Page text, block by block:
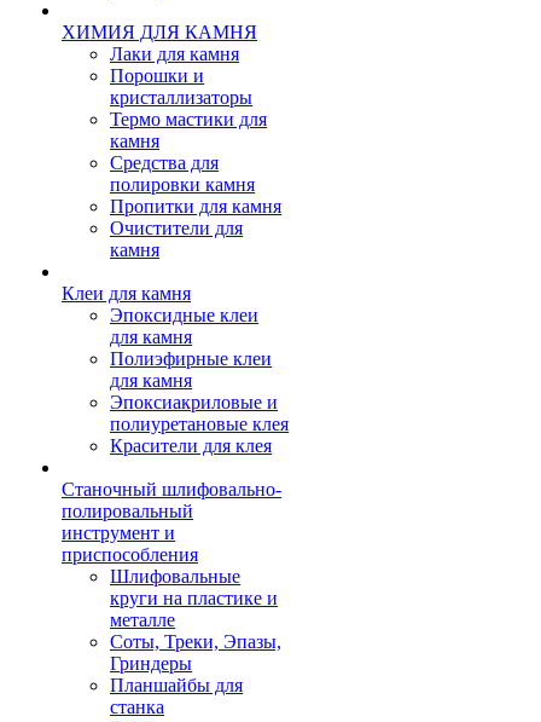
ХИМИЯ ДЛЯ КАМНЯ
Лаки для камня
Порошки и
кристаллизаторы
Термо мастики для
камня
Средства для
полировки камня
Пропитки для камня
Очистители для
камня
Клеи для камня
Эпоксидные клеи
для камня
Полиэфирные клеи
для камня
Эпоксиакриловые и
полиуретановые клея
Красители для клея
Станочный шлифовально-
полировальный
инструмент и
приспособления
Шлифовальные
круги на пластике и
металле
Соты, Треки, Эпазы,
Гриндеры
Планшайбы для
станка